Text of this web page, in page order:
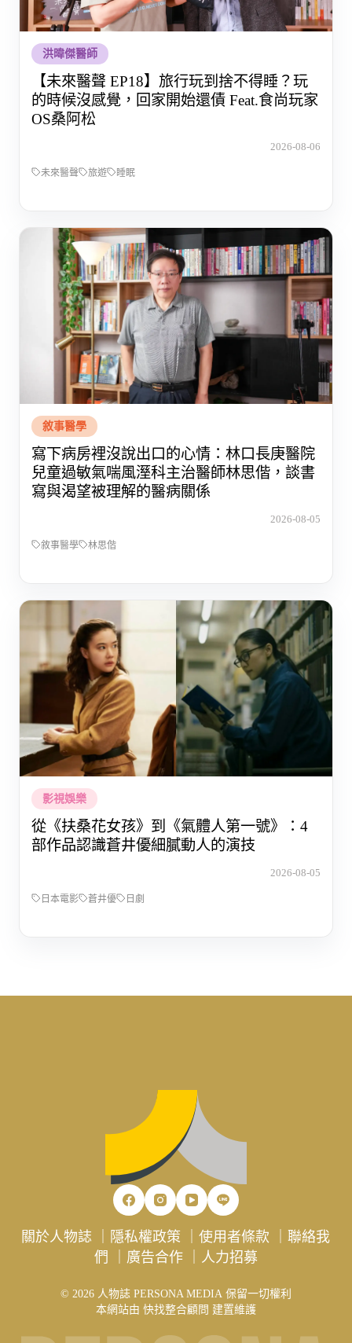
洪暐傑醫師
【未來醫聲 EP18】旅行玩到捨不得睡？玩
的時候沒感覺，回家開始還債 Feat.食尚玩家
OS桑阿松
2026-08-06
未來醫聲 旅遊 睡眠
敘事醫學
寫下病房裡沒說出口的心情：林口長庚醫院
兒童過敏氣喘風溼科主治醫師林思偕，談書
寫與渴望被理解的醫病關係
2026-08-05
敘事醫學 林思偕
影視娛樂
從《扶桑花女孩》到《氣體人第一號》：4
部作品認識蒼井優細膩動人的演技
2026-08-05
日本電影 蒼井優 日劇
關於人物誌 隱私權政策 ｜使用者條款 ｜聯絡我
們
廣告合作｜ 人力招募
© 2026 人物誌 PERSONA MEDIA 保留一切權利
本網站由 快找整合顧問 建置維護